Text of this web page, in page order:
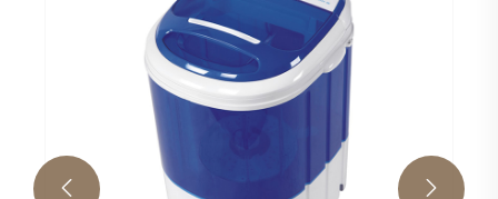
Visualizza altro >>
 